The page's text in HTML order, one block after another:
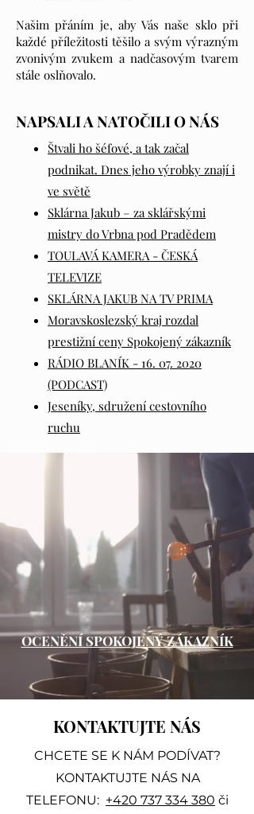
Našim přáním je, aby Vás naše sklo při
každé příležitosti těšilo a svým výrazným
zvonivým zvukem a nadčasovým tvarem
stále oslňovalo.
NAPSALI A NATOČILI O NÁS
Štvali ho šéfové, a tak začal
podnikat. Dnes jeho výrobky znají i
ve světě
​Sklárna Jakub – za sklářskými
mistry do Vrbna pod Pradědem
TOULAVÁ KAMERA - ČESKÁ
TELEVIZE
SKLÁRNA JAKUB NA TV PRIMA
Moravskoslezský kraj rozdal
prestižní ceny Spokojený zákazník
RÁDIO BLANÍK - 16. 07. 2020
(PODCAST)
Jeseníky, sdružení cestovního
ruchu
OCENĚNÍ SPOKOJENÝ ZÁKAZNÍK
KONTAKTUJTE NÁS
CHCETE SE K NÁM PODÍVAT?
KONTAKTUJTE NÁS NA
TELEFONU: +420 737 334 380 či